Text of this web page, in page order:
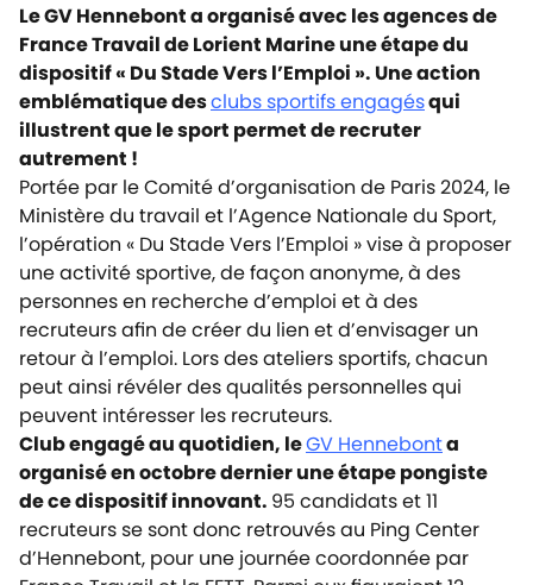
Le GV Hennebont a organisé avec les agences de
France Travail de Lorient Marine une étape du
dispositif « Du Stade Vers l’Emploi ». Une action
emblématique desclubs sportifs engagésqui
illustrent que le sport permet de recruter
autrement !
Portée par le Comité d’organisation de Paris 2024, le
Ministère du travail et l’Agence Nationale du Sport,
l’opération « Du Stade Vers l’Emploi » vise à proposer
une activité sportive, de façon anonyme, à des
personnes en recherche d’emploi et à des
recruteurs afin de créer du lien et d’envisager un
retour à l’emploi. Lors des ateliers sportifs, chacun
peut ainsi révéler des qualités personnelles qui
peuvent intéresser les recruteurs.
Club engagé au quotidien, leGV Hennebonta
organisé en octobre dernier une étape pongiste
de ce dispositif innovant. 95 candidats et 11
recruteurs se sont donc retrouvés au Ping Center
d’Hennebont, pour une journée coordonnée par